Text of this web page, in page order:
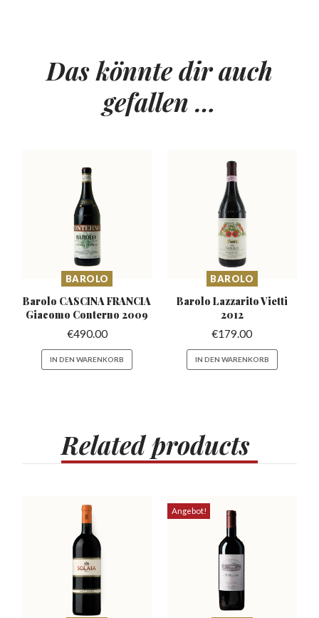
Das könnte dir auch
gefallen …
BAROLO
Barolo CASCINA FRANCIA
Giacomo Conterno 2009
€490.00
IN DEN WARENKORB
BAROLO
Barolo LazzaritoVietti
2012
€179.00
IN DEN WARENKORB
Relatedproducts
Angebot!